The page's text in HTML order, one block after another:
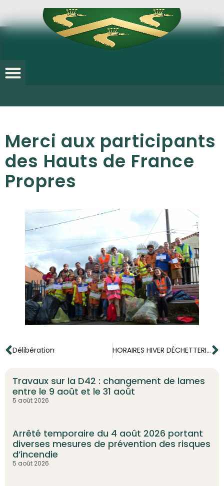
Merci aux participants
des Hauts de France
Propres
Délibération HORAIRES HIVER DÉCHETTERIES
Travaux sur la D42 : changement de lames
entre le 9 août et le 31 août
5 août 2026
Arrêté temporaire du 4 août 2026 portant
diverses mesures de prévention des risques
d’incendie
5 août 2026